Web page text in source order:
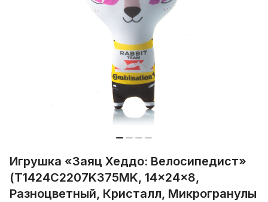
Игрушка «Заяц Хеддо: Велосипедист»
(T1424C2207K375MK, 14x24x8,
Разноцветный, Кристалл, Микрогранулы